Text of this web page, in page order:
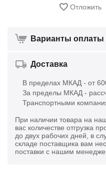
Отложить
Варианты оплаты
Доставка
В пределах МКАД - от
За пределы МКАД -
Транспортными
При наличии товара на
вас количестве отгрузка
до двух рабочих дней, в
складе поставщика вам
поставки с нашим